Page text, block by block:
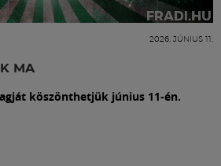
2026. JÚNIUS 11.
MA
köszönthetjük június 11-én.